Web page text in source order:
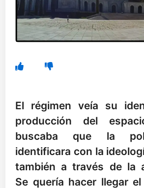
El régimen veía su
producción del
buscaba que la
identificara con la
también a través de la
Se quería hacer llegar